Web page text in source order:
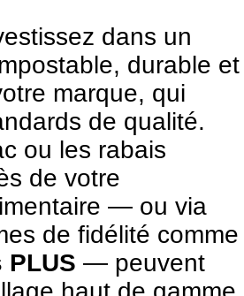
dans un
durable et
marque, qui
de qualité.
ou les rabais
de votre
— ou via
de fidélité comme
PLUS — peuvent